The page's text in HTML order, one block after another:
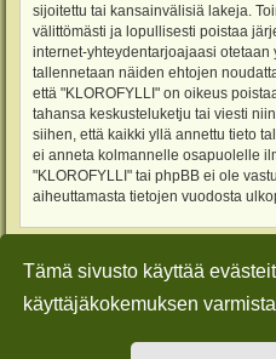
Tämä sivusto käyttää
käyttäjäkokemuksen
sijoitettu tai kansainvälisiä lakeja.
välittömästi ja lopullisesti poistaa
internet-yhteydentarjoajaasi otetaan
tallennetaan näiden ehtojen
että "KLOROFYLLI" on oikeus
tahansa keskusteluketju tai viesti
siihen, että kaikki yllä annettu tieto
ei anneta kolmannelle osapuolelle
"KLOROFYLLI" tai phpBB ei ole
aiheuttamasta tietojen vuodosta
Etusivu Viesti
Keskustelufoorumin ohjelmistophpBB®